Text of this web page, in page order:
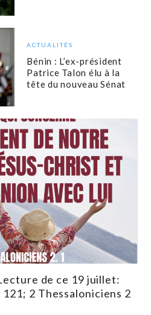
ACTUALITÉS
Bénin : L’ex-président
Patrice Talon élu à la
tête du nouveau Sénat
de ce 19 juillet:
121; 2 Thessaloniciens 2